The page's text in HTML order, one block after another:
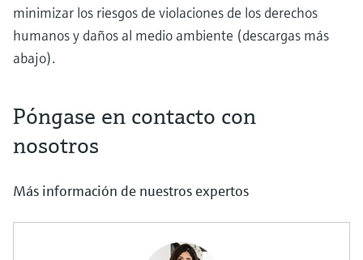
minimizar los riesgos de violaciones de los derechos
humanos y daños al medio ambiente (descargas más
abajo).
Póngase en contacto con
nosotros
Más información de nuestros expertos